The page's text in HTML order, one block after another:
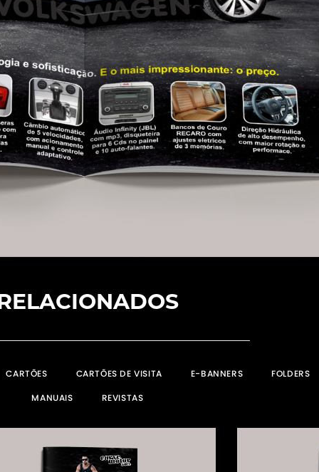
CARTÕES CARTÕES DE VISITA E-BANNERS FOLDERS
MANUAIS
REVISTAS